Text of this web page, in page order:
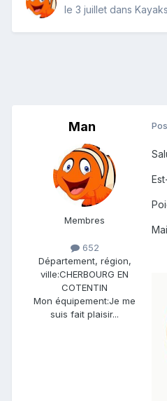
le 3 juillet dans
Man
Membres
652
Département, région,
ville:CHERBOURG EN
COTENTIN
Mon équipement:Je me
suis fait plaisir...